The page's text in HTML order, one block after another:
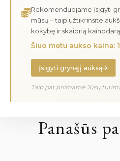
Rekomenduojame įsigyti
mūsų – taip užtikrinsite
kokybę ir skaidrią
Šiuo metu aukso kaina:
Įsigyti grynąjį auksą
Taip pat priimame Jūsų
Panašūs